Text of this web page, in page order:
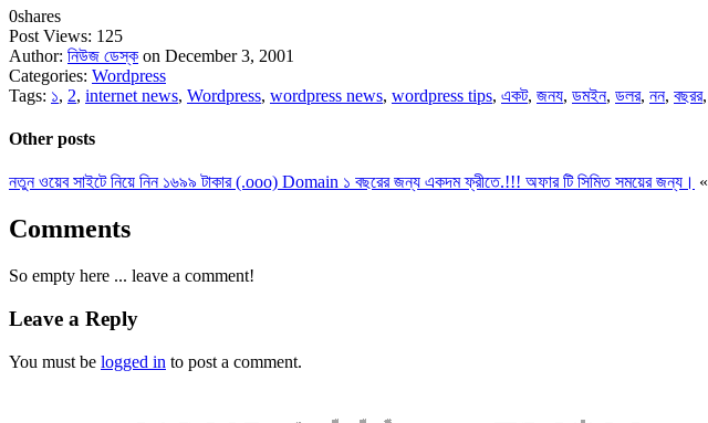
0shares
Post Views: 125
Author: নিউজ ডেস্ক on December 3, 2001
Categories: Wordpress
Tags: ১, 2, internet news, Wordpress, wordpress news, wordpress tips, একট, জনয, ডমইন, ডলর, নন, বছরর,
Other posts
নতুন ওয়েব সাইটে নিয়ে নিন ১৬৯৯ টাকার (.ooo) Domain ১ বছরের জন্য একদম ফ্রীতে.!!! অফার টি সিমিত সময়ের জন্য। «
Comments
So empty here ... leave a comment!
Leave a Reply
You must be logged in to post a comment.